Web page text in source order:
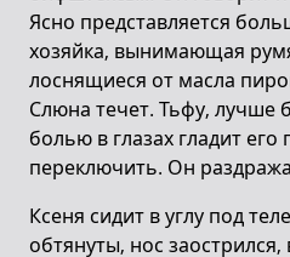
Ясно представляется
хозяйка, вынимающая
лоснящиеся от масла
Слюна течет. Тьфу,
болью в глазах гладит его
переключить. Он
Ксеня сидит в углу под
обтянуты, нос